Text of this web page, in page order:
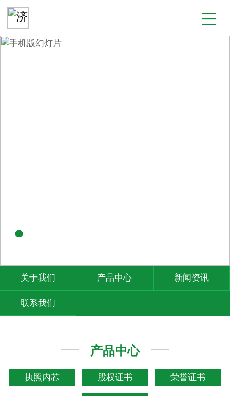
关于我们 产品中心 新闻资讯
联系我们
产品中心
执照内芯 股权证书 荣誉证书